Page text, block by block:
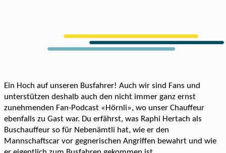
Ein Hoch auf unseren Busfahrer! Auch wir sind Fans und
unterstützen deshalb auch den nicht immer ganz ernst
zunehmenden Fan-Podcast «Hörnli», wo unser Chauffeur
ebenfalls zu Gast war. Du erfährst, was Raphi Hertach als
Buschauffeur so für Nebenämtli hat, wie er den
Mannschaftscar vor gegnerischen Angriffen bewahrt und wie